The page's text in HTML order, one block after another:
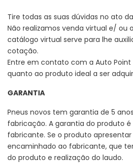
Tire todas as suas dúvidas no ato
Não realizamos venda virtual e/ ou
catálogo virtual serve para lhe
cotação.
Entre em contato com a Auto
quanto ao produto ideal a ser
GARANTIA
Pneus novos tem garantia de 5
fabricação. A garantia do produto
fabricante. Se o produto
encaminhado ao fabricante, que
do produto e realização do laudo.